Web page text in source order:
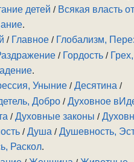
детей / Всякая власть
.
/ Главное / Глобализм,
/ Гордость / Грех,
.
Уныние /Десятина /
Добро /Духовное
/Духовные законы /
/Душа /Душевность,
Раскол.